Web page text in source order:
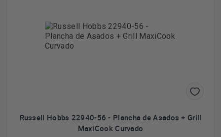
Russell Hobbs 22940-56 - Plancha de Asados + Grill
MaxiCook Curvado